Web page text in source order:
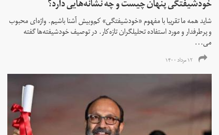
خودشیفتگی پنهان چیست و چه نشانه‌هایی دارد؟
شاید همه ما تقریبا با مفهوم «خودشیفتگی» کم‌و‌بیش آشنا باشیم. واژه‌ای محبوب
و پرطرفدار و مورد استفاده تحلیلگران تازه‌کار. در توصیف خودشیفته‌ها گفته
می...
۱۲ مرداد ۱۴۰۰